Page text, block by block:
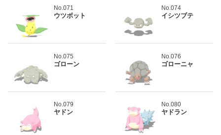
No.071
ウツボット
No.074
イシツブテ
No.075
ゴローン
No.076
ゴローニャ
No.079
ヤドン
No.080
ヤドラン